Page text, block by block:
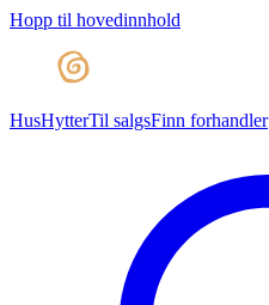
Hopp til hovedinnhold
HusHytterTil salgsFinn forhandler